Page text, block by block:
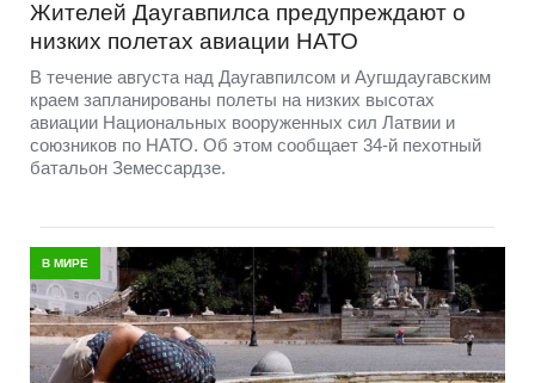
Жителей Даугавпилса предупреждают о
низких полетах авиации НАТО
В течение августа над Даугавпилсом и Аугшдаугавским
краем запланированы полеты на низких высотах
авиации Национальных вооруженных сил Латвии и
союзников по НАТО. Об этом сообщает 34-й пехотный
батальон Земессардзе.
В МИРЕ